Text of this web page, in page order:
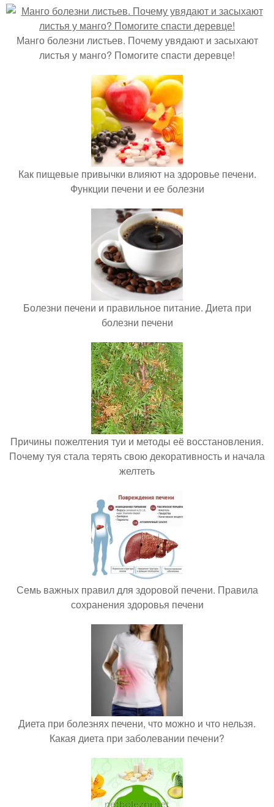
Манго болезни листьев. Почему увядают и засыхают
листья у манго? Помогите спасти деревце!
Как пищевые привычки влияют на здоровье печени.
Функции печени и ее болезни
Болезни печени и правильное питание. Диета при
болезни печени
Причины пожелтения туи и методы её восстановления.
Почему туя стала терять свою декоративность и начала
желтеть
Семь важных правил для здоровой печени. Правила
сохранения здоровья печени
Диета при болезнях печени, что можно и что нельзя.
Какая диета при заболевании печени?